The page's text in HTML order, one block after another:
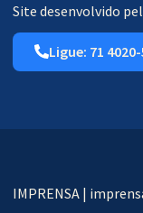
Site desenvolvido
Ligue: 71
IMPRENSA |